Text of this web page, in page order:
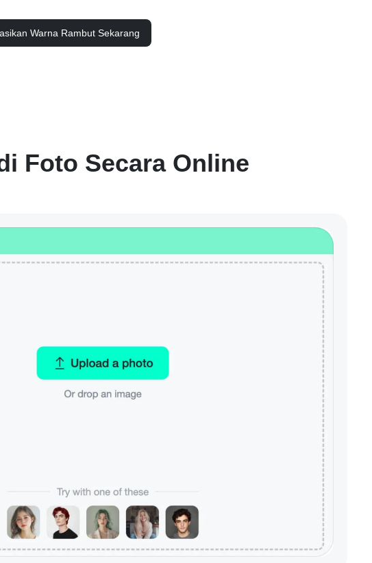
Warna Rambut Sekarang
Foto Secara Online